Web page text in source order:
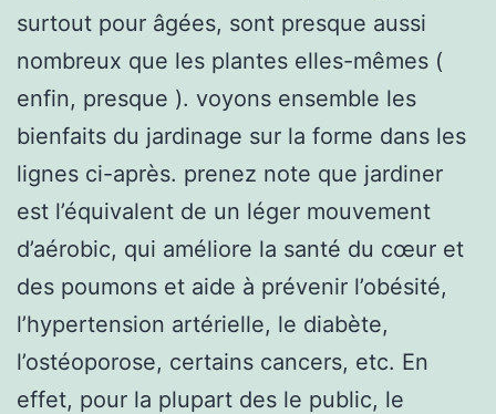
surtout pour âgées, sont presque aussi
nombreux que les plantes elles-mêmes (
enfin, presque ). voyons ensemble les
bienfaits du jardinage sur la forme dans les
lignes ci-après. prenez note que jardiner
est l’équivalent de un léger mouvement
d’aérobic, qui améliore la santé du cœur et
des poumons et aide à prévenir l’obésité,
l’hypertension artérielle, le diabète,
l’ostéoporose, certains cancers, etc. En
effet, pour la plupart des le public, le